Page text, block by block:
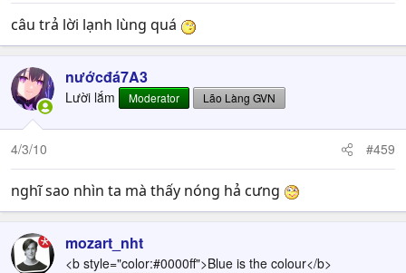
câu trả lời lạnh lùng quá
nướcđá7A3
Lười lắm Moderator Lão Làng GVN
4/3/10 #459
nghĩ sao nhìn ta mà thấy nóng hả cưng
mozart_nht
<b style="color:#0000ff">Blue is the colour</b>